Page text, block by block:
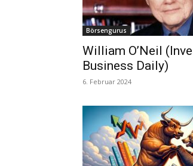
Börsengurus
William O’Neil
Business Daily)
6. Februar 2024